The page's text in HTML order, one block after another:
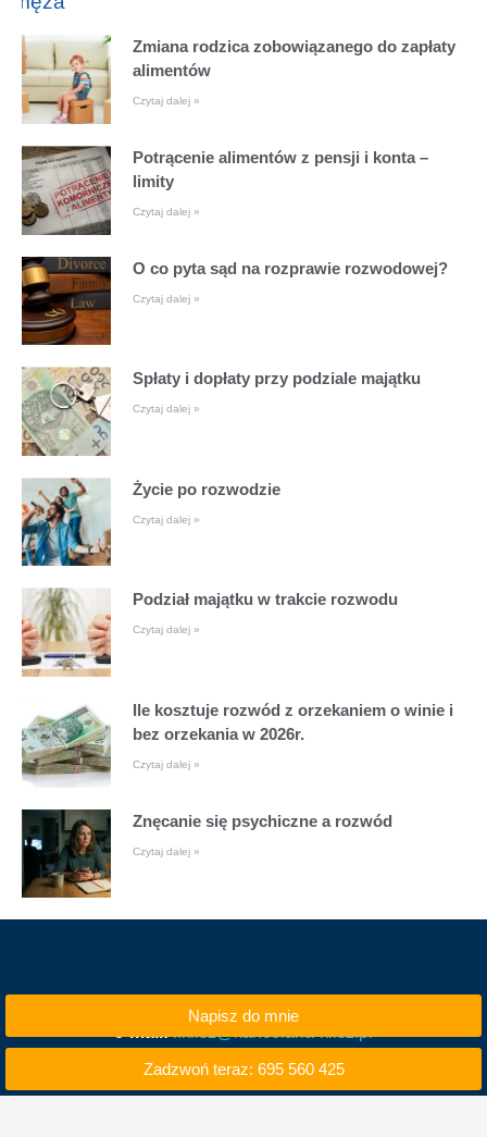
Zmiana rodzica zobowiązanego do zapłaty
alimentów
Czytaj dalej »
Potrącenie alimentów z pensji i konta –
limity
Czytaj dalej »
O co pyta sąd na rozprawie rozwodowej?
Czytaj dalej »
Spłaty i dopłaty przy podziale majątku
Czytaj dalej »
Życie po rozwodzie
Czytaj dalej »
Podział majątku w trakcie rozwodu
Czytaj dalej »
Ile kosztuje rozwód z orzekaniem o winie i
bez orzekania w 2026r.
Czytaj dalej »
Znęcanie się psychiczne a rozwód
Czytaj dalej »
Napisz do mnie
Zadzwoń teraz: 695 560 425